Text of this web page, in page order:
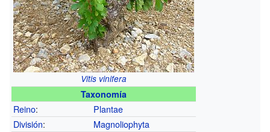
Vitis vinifera
Taxonomía
Reino:
Plantae
División:
Magnoliophyta